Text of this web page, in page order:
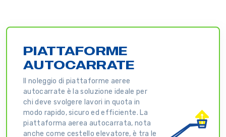
PIATTAFORME
AUTOCARRATE
Il noleggio di piattaforme aeree
autocarrate è la soluzione ideale per
chi deve svolgere lavori in quota in
modo rapido, sicuro ed efficiente. La
piattaforma aerea autocarrata, nota
anche come cestello elevatore, è tra le